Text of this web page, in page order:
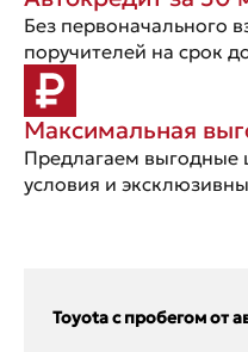
Без первоначального
поручителей на срок
Максимальная
Предлагаем выгодные
условия и
Toyota с пробегом от